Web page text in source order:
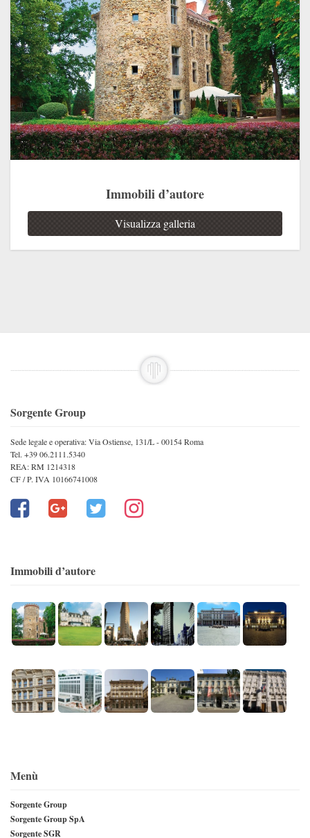
Immobili d’autore
Visualizza galleria
Sorgente Group
Sede legale e operativa: Via Ostiense, 131/L - 00154 Roma
Tel. +39 06.2111.5340
REA: RM 1214318
CF / P. IVA 10166741008
Immobili d’autore
Menù
Sorgente Group
Sorgente Group SpA
Sorgente SGR